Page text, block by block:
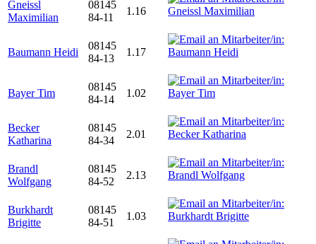
Gneissl
Maximilian
08145
84-11
1.16
Baumann Heidi
08145
84-13
1.17
Bayer Tim
08145
84-14
1.02
Becker
Katharina
08145
84-34
2.01
Brandl
Wolfgang
08145
84-52
2.13
Burkhardt
Brigitte
08145
84-51
1.03